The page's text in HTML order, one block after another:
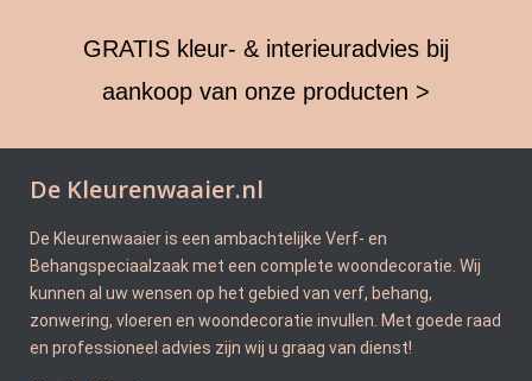
GRATIS kleur- & interieuradvies bij
aankoop van onze producten >
De Kleurenwaaier.nl
De Kleurenwaaier is een ambachtelijke Verf- en
Behangspeciaalzaak met een complete woondecoratie. Wij
kunnen al uw wensen op het gebied van verf, behang,
zonwering, vloeren en woondecoratie invullen. Met goede raad
en professioneel advies zijn wij u graag van dienst!